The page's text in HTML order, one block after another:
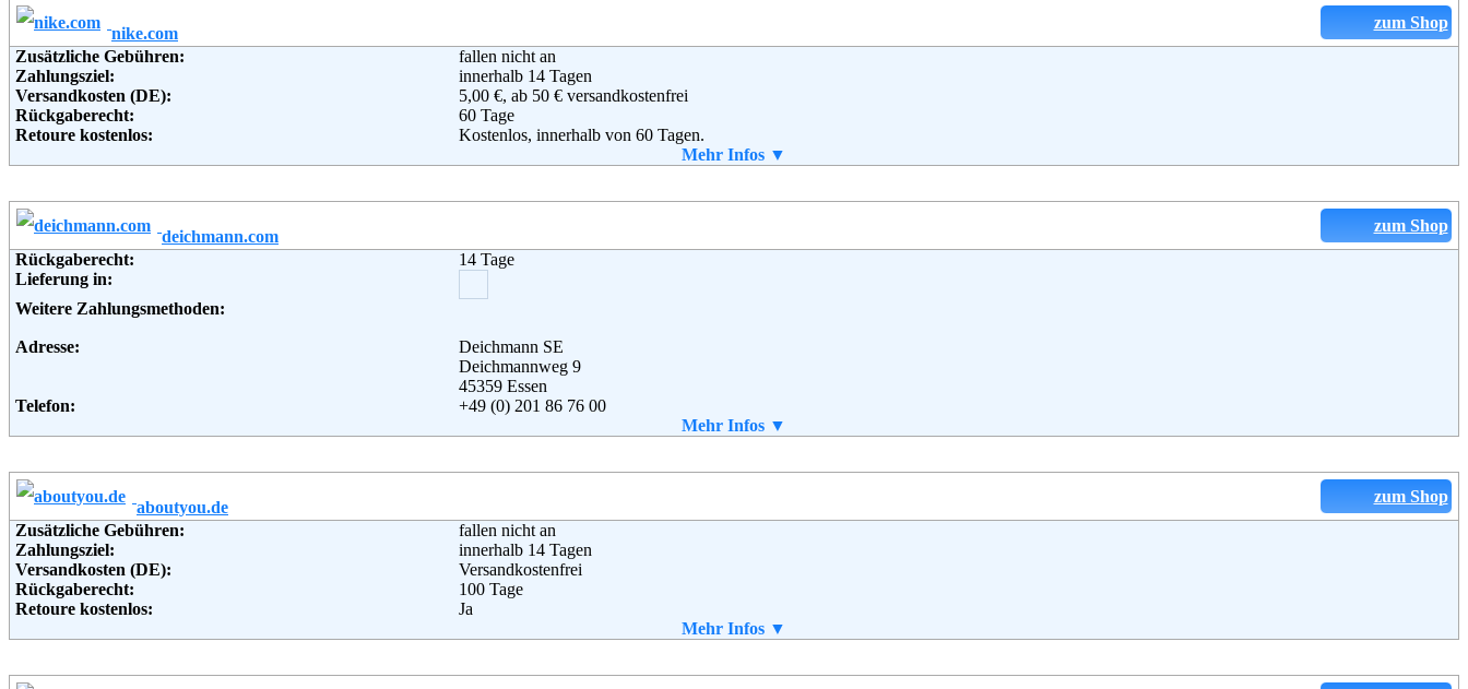
Haldesdorfer Straße 61
22179 Hamburg
Telefon:
+49 (0) 40 – 64 62 – 0
Fax:
+49 (0) 40 – 64 62 –37 00
Email:
service@bonprix.net
zum Shop
nike.com
Zusätzliche Gebühren:
fallen nicht an
Zahlungsziel:
innerhalb 14 Tagen
Versandkosten (DE):
5,00 €, ab 50 € versandkostenfrei
Rückgaberecht:
60 Tage
Retoure kostenlos:
Kostenlos, innerhalb von 60 Tagen.
Weitere Zahlungsmethoden:
Colosseum 1
Niederlande
Telefon:
Soziale Kanäle:
Mehr Infos ▼
zum Shop
deichmann.com
Rückgaberecht:
14 Tage
Lieferung in:
Weitere Zahlungsmethoden:
Adresse:
Deichmann SE
Deichmannweg 9
45359 Essen
Telefon:
+49 (0) 201 86 76 00
Weiterführende Informationen:
Mehr Infos ▼
zum Shop
aboutyou.de
Zusätzliche Gebühren:
fallen nicht an
Zahlungsziel:
innerhalb 14 Tagen
Versandkosten (DE):
Versandkostenfrei
Rückgaberecht:
100 Tage
Retoure kostenlos:
Ja
Weitere Zahlungsmethoden:
Mehr Infos ▼